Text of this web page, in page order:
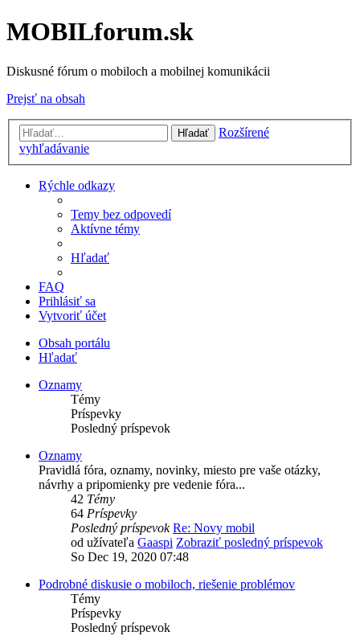
MOBILforum.sk
Diskusné fórum o mobiloch a mobilnej komunikácii
Prejsť na obsah
Hľadať
Rozšírené
vyhľadávanie
Rýchle odkazy
Temy bez odpovedí
Aktívne témy
Hľadať
FAQ
Prihlásiť sa
Vytvoriť účet
Obsah portálu
Hľadať
Oznamy
Témy
Príspevky
Posledný príspevok
Oznamy
Pravidlá fóra, oznamy, novinky, miesto pre vaše otázky,
návrhy a pripomienky pre vedenie fóra...
42 Témy
64 Príspevky
Posledný príspevok Re: Novy mobil
od užívateľa Gaaspi Zobraziť posledný príspevok
So Dec 19, 2020 07:48
Podrobné diskusie o mobiloch, riešenie problémov
Témy
Príspevky
Posledný príspevok